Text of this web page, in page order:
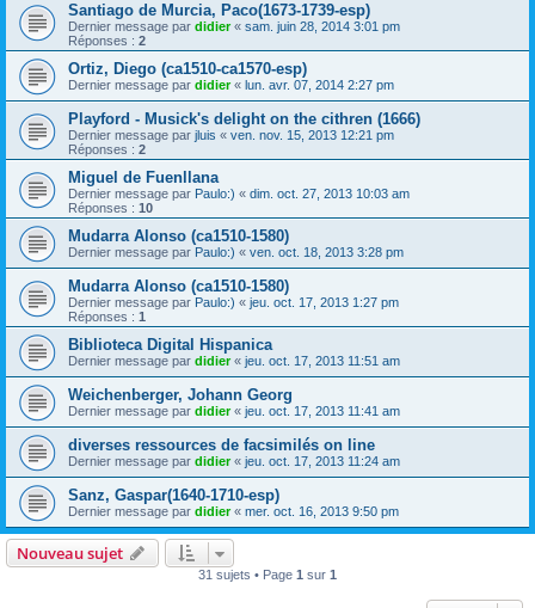
Santiago de Murcia, Paco(1673-1739-esp)
Dernier message par didier« sam. juin 28, 2014 3:01 pm
Réponses : 2
Ortiz, Diego (ca1510-ca1570-esp)
Dernier message par didier« lun. avr. 07, 2014 2:27 pm
Playford - Musick's delight on the cithren (1666)
Dernier message par jluis « ven. nov. 15, 2013 12:21 pm
Réponses : 2
Miguel de Fuenllana
Dernier message par Paulo:) « dim. oct. 27, 2013 10:03 am
Réponses : 10
Mudarra Alonso (ca1510-1580)
Dernier message par Paulo:) « ven. oct. 18, 2013 3:28 pm
Mudarra Alonso (ca1510-1580)
Dernier message par Paulo:) « jeu. oct. 17, 2013 1:27 pm
Réponses : 1
Biblioteca Digital Hispanica
Dernier message par didier« jeu. oct. 17, 2013 11:51 am
Weichenberger, Johann Georg
Dernier message par didier« jeu. oct. 17, 2013 11:41 am
diverses ressources de facsimilés on line
Dernier message par didier« jeu. oct. 17, 2013 11:24 am
Sanz, Gaspar(1640-1710-esp)
Dernier message par didier« mer. oct. 16, 2013 9:50 pm
Nouveau sujet
31 sujets • Page 1 sur 1